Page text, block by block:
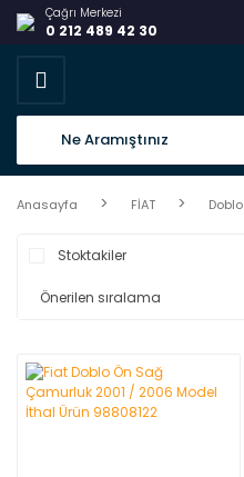
Çağrı Merkezi
0 212 489 42 30
Anasayfa FİAT Doblo
Stoktakiler